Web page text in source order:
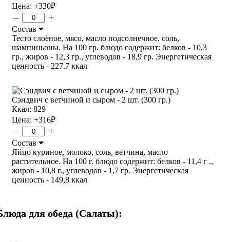
Цена: +330₽
– +
Состав
Тесто слоёное, мясо, масло подсолнечное, соль,
шампиньоны. На 100 гр. блюдо содержит: белков - 10,3
гр., жиров - 12,3 гр., углеводов - 18,9 гр. Энергетическая
ценность - 227.7 ккал
Сэндвич с ветчиной и сыром - 2 шт. (300 гр.)
Ккал: 829
Цена: +316₽
– +
Состав
Яйцо куриное, молоко, соль, ветчина, масло
растительное. На 100 г. блюдо содержит: белков - 11,4 г .,
жиров - 10,8 г., углеводов - 1,7 гр. Энергетическая
ценность - 149,8 ккал
для обеда (Салаты):